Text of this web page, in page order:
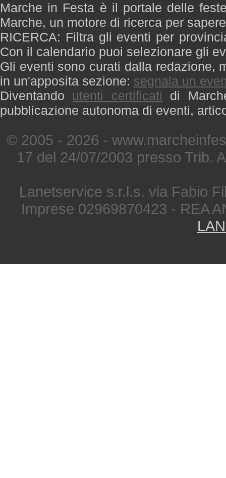
Marche in Festa è il portale delle
Marche, un motore di ricerca per
RICERCA: Filtra gli eventi per
Con il calendario puoi selezionare gli
Gli eventi sono curati dalla redazione,
in un'apposita sezione: segnala un
Diventando utenti certificati di
pubblicazione autonoma di eventi,
© 2005 - 2026 -
17 del 24/07/2003 presso Trib.
Lanetservice s.r.l.s. via Fabio
Imprese 02969870423 - REA